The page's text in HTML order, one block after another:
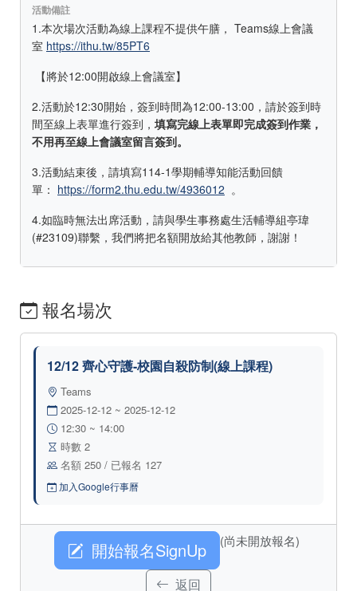
活動備註
1.本次場次活動為線上課程不提供午膳， Teams線上會議
室 https://ithu.tw/85PT6
【將於12:00開啟線上會議室】
2.活動於12:30開始，簽到時間為12:00-13:00，請於簽到時
間至線上表單進行簽到， 填寫完線上表單即完成簽到作業，
不用再至線上會議室留言簽到。
3.活動結束後，請填寫114-1學期輔導知能活動回饋
單： https://form2.thu.edu.tw/4936012 。
4.如臨時無法出席活動，請與學生事務處生活輔導組亭瑋
(#23109)聯繫，我們將把名額開放給其他教師，謝謝！
報名場次
12/12 齊心守護-校園自殺防制(線上課程)
Teams
2025-12-12 ~ 2025-12-12
12:30 ~ 14:00
時數 2
名額 250 / 已報名 127
加入Google行事曆
開始報名SignUp (尚未開放報名)
返回